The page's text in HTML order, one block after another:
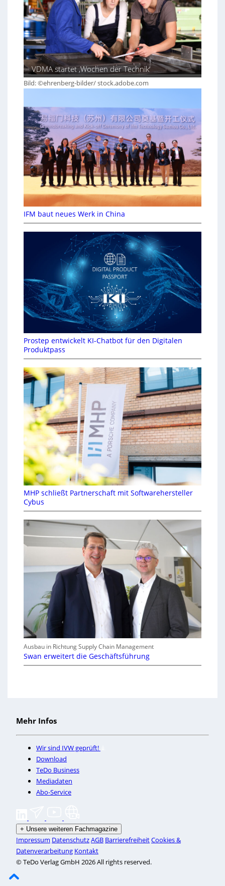
VDMA startet ‚Wochen der Technik‘
Bild: ©ehrenberg-bilder/ stock.adobe.com
IFM baut neues Werk in China
Prostep entwickelt KI-Chatbot für den Digitalen
Produktpass
MHP schließt Partnerschaft mit Softwarehersteller
Cybus
Ausbau in Richtung Supply Chain Management
Swan erweitert die Geschäftsführung
Mehr Infos
Wir sind IVW geprüft!
Download
TeDo Business
Mediadaten
Abo-Service
+ Unsere weiteren Fachmagazine
Impressum DatenschutzAGB BarrierefreiheitCookies &
Datenverarbeitung Kontakt
© TeDo Verlag GmbH 2026 All rights reserved.